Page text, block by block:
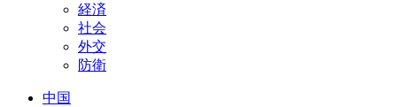
経済
社会
外交
防衛
中国